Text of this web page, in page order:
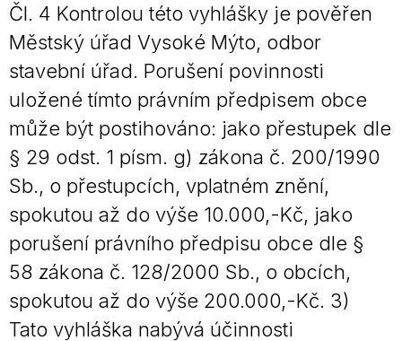
Čl. 4 Kontrolou této vyhlášky je pověřen
Městský úřad Vysoké Mýto, odbor
stavební úřad. Porušení povinnosti
uložené tímto právním předpisem obce
může být postihováno: jako přestupek dle
§ 29 odst. 1 písm. g) zákona č. 200/1990
Sb., o přestupcích, vplatném znění,
spokutou až do výše 10.000,-Kč, jako
porušení právního předpisu obce dle §
58 zákona č. 128/2000 Sb., o obcích,
spokutou až do výše 200.000,-Kč. 3)
Tato vyhláška nabývá účinnosti